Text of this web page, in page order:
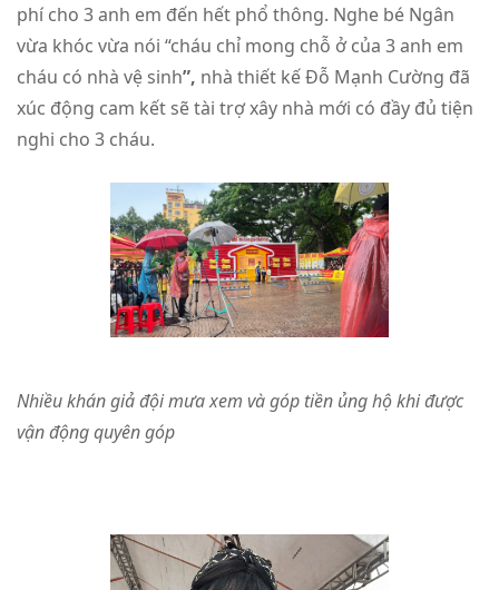
phí cho 3 anh em đến hết phổ thông. Nghe bé Ngân
vừa khóc vừa nói “cháu chỉ mong chỗ ở của 3 anh em
cháu có nhà vệ sinh”, nhà thiết kế Đỗ Mạnh Cường đã
xúc động cam kết sẽ tài trợ xây nhà mới có đầy đủ tiện
nghi cho 3 cháu.
Nhiều khán giả đội mưa xem và góp tiền ủng hộ khi được
vận động quyên góp